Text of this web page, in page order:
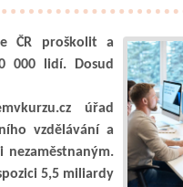
ČR proškolit a
000 lidí. Dosud
úřad
vzdělávání a
nezaměstnaným.
5,5 miliardy